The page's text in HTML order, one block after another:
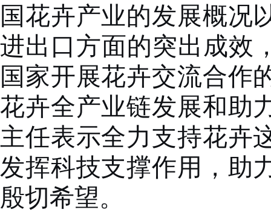
国花卉产业的发展概况
进出口方面的突出成效
国家开展花卉交流合作
花卉全产业链发展和助
主任表示全力支持花卉
发挥科技支撑作用，助
殷切希望。